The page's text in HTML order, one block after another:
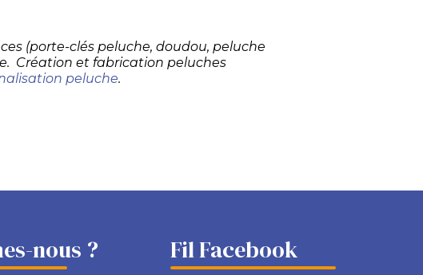
(porte-clés peluche, doudou, peluche
Création et fabrication peluches
peluche.
nous ? Fil Facebook